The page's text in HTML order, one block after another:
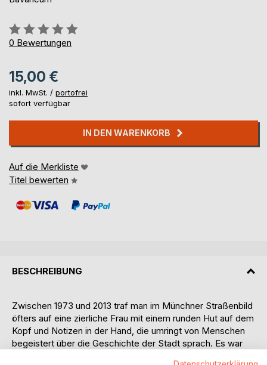
Bewertung::
0%
0 Bewertungen
15,00 €
inkl. MwSt. / portofrei
sofort verfügbar
IN DEN WARENKORB
Auf die Merkliste
Titel bewerten
BESCHREIBUNG
Zwischen 1973 und 2013 traf man im Münchner Straßenbild
öfters auf eine zierliche Frau mit einem runden Hut auf dem
Kopf und Notizen in der Hand, die umringt von Menschen
begeistert über die Geschichte der Stadt sprach. Es war